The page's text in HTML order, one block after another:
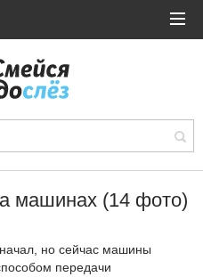
машинах (14 фото)
но сейчас машины
передачи